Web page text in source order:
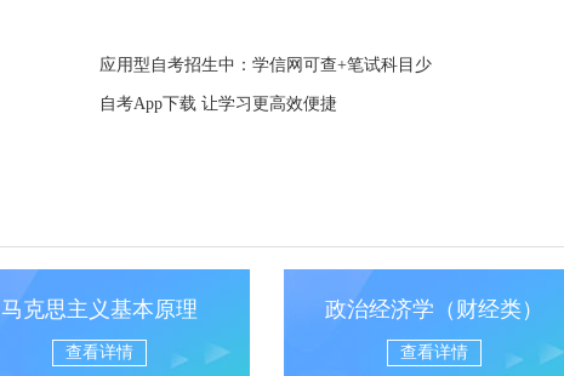
应用型自考招生中：学信网可查+笔试科目少
自考App下载 让学习更高效便捷
马克思主义基本原理
查看详情
政治经济学（财经类）
查看详情